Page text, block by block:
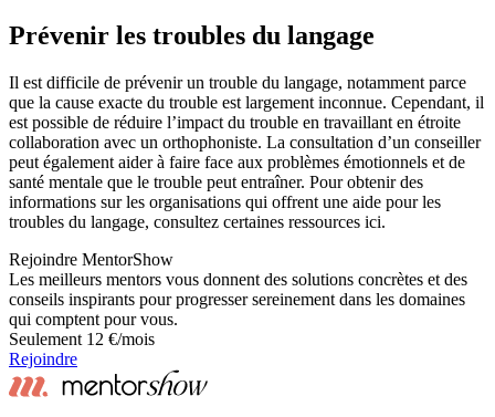
Prévenir les troubles du langage
Il est difficile de prévenir un trouble du langage, notamment parce
que la cause exacte du trouble est largement inconnue. Cependant, il
est possible de réduire l’impact du trouble en travaillant en étroite
collaboration avec un orthophoniste. La consultation d’un conseiller
peut également aider à faire face aux problèmes émotionnels et de
santé mentale que le trouble peut entraîner. Pour obtenir des
informations sur les organisations qui offrent une aide pour les
troubles du langage, consultez certaines ressources ici.
Rejoindre MentorShow
Les meilleurs mentors vous donnent des solutions concrètes et des
conseils inspirants pour progresser sereinement dans les domaines
qui comptent pour vous.
Seulement 12 €/mois
Rejoindre